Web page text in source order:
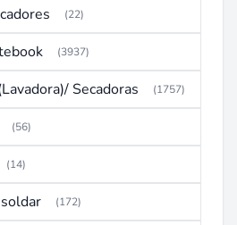
(22)
(3937)
Secadoras (1757)
(56)
(14)
(172)